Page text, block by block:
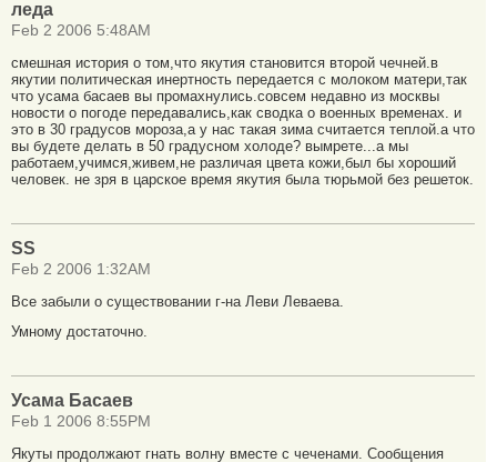
леда
Feb 2 2006 5:48AM
смешная история о том,что якутия становится второй чечней.в
якутии политическая инертность передается с молоком матери,так
что усама басаев вы промахнулись.совсем недавно из москвы
новости о погоде передавались,как сводка о военных временах. и
это в 30 градусов мороза,а у нас такая зима считается теплой.а что
вы будете делать в 50 градусном холоде? вымрете...а мы
работаем,учимся,живем,не различая цвета кожи,был бы хороший
человек. не зря в царское время якутия была тюрьмой без решеток.
SS
Feb 2 2006 1:32AM
Все забыли о существовании г-на Леви Леваева.
Умному достаточно.
Усама Басаев
Feb 1 2006 8:55PM
Якуты продолжают гнать волну вместе с чеченами. Сообщения